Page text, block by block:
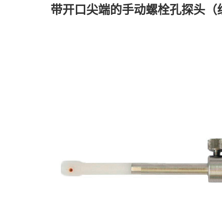
带开口尖端的手动螺栓孔探头（